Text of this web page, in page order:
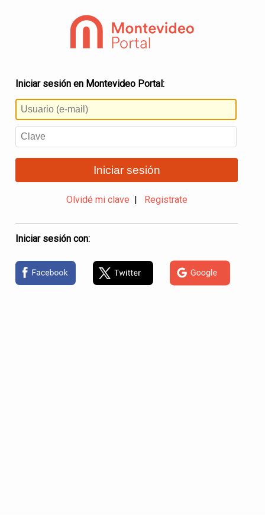
Iniciar sesión en Montevideo Portal:
Iniciar sesión
Olvidé mi clave Registrate
Iniciar sesión con: